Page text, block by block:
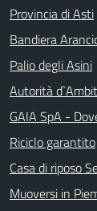
Provincia di Asti
Bandiera
Palio degli Asini
Autorità
GAIA SpA -
Riciclo garantito
Casa di riposo
Muoversi in